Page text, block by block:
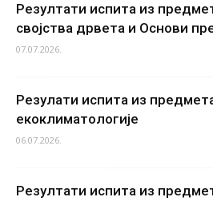
Резултати испита из
својства дрвета и Основи
07.07.2026.
Резулати испита из
екоклиматологије
06.07.2026.
Резултати испита из